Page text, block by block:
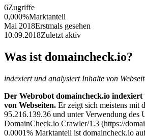
6Zugriffe
0,000%Marktanteil
Mai 2018Erstmals gesehen
10.09.2018Zuletzt aktiv
Was ist domaincheck.io?
indexiert und analysiert Inhalte von
Der Webrobot domaincheck.io
von Webseiten. Er zeigt sich meistens mit
95.216.139.36 und unter Verwendung des
DomainCheck.io Crawler/1.3 (https://
0.0001% Marktanteil ist domaincheck.io